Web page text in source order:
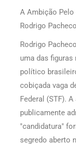
A Ambição Pelo
Rodrigo Pacheco
Rodrigo
uma das
político
cobiçada vaga
Federal (STF).
publicamente
"candidatura"
segredo aberto